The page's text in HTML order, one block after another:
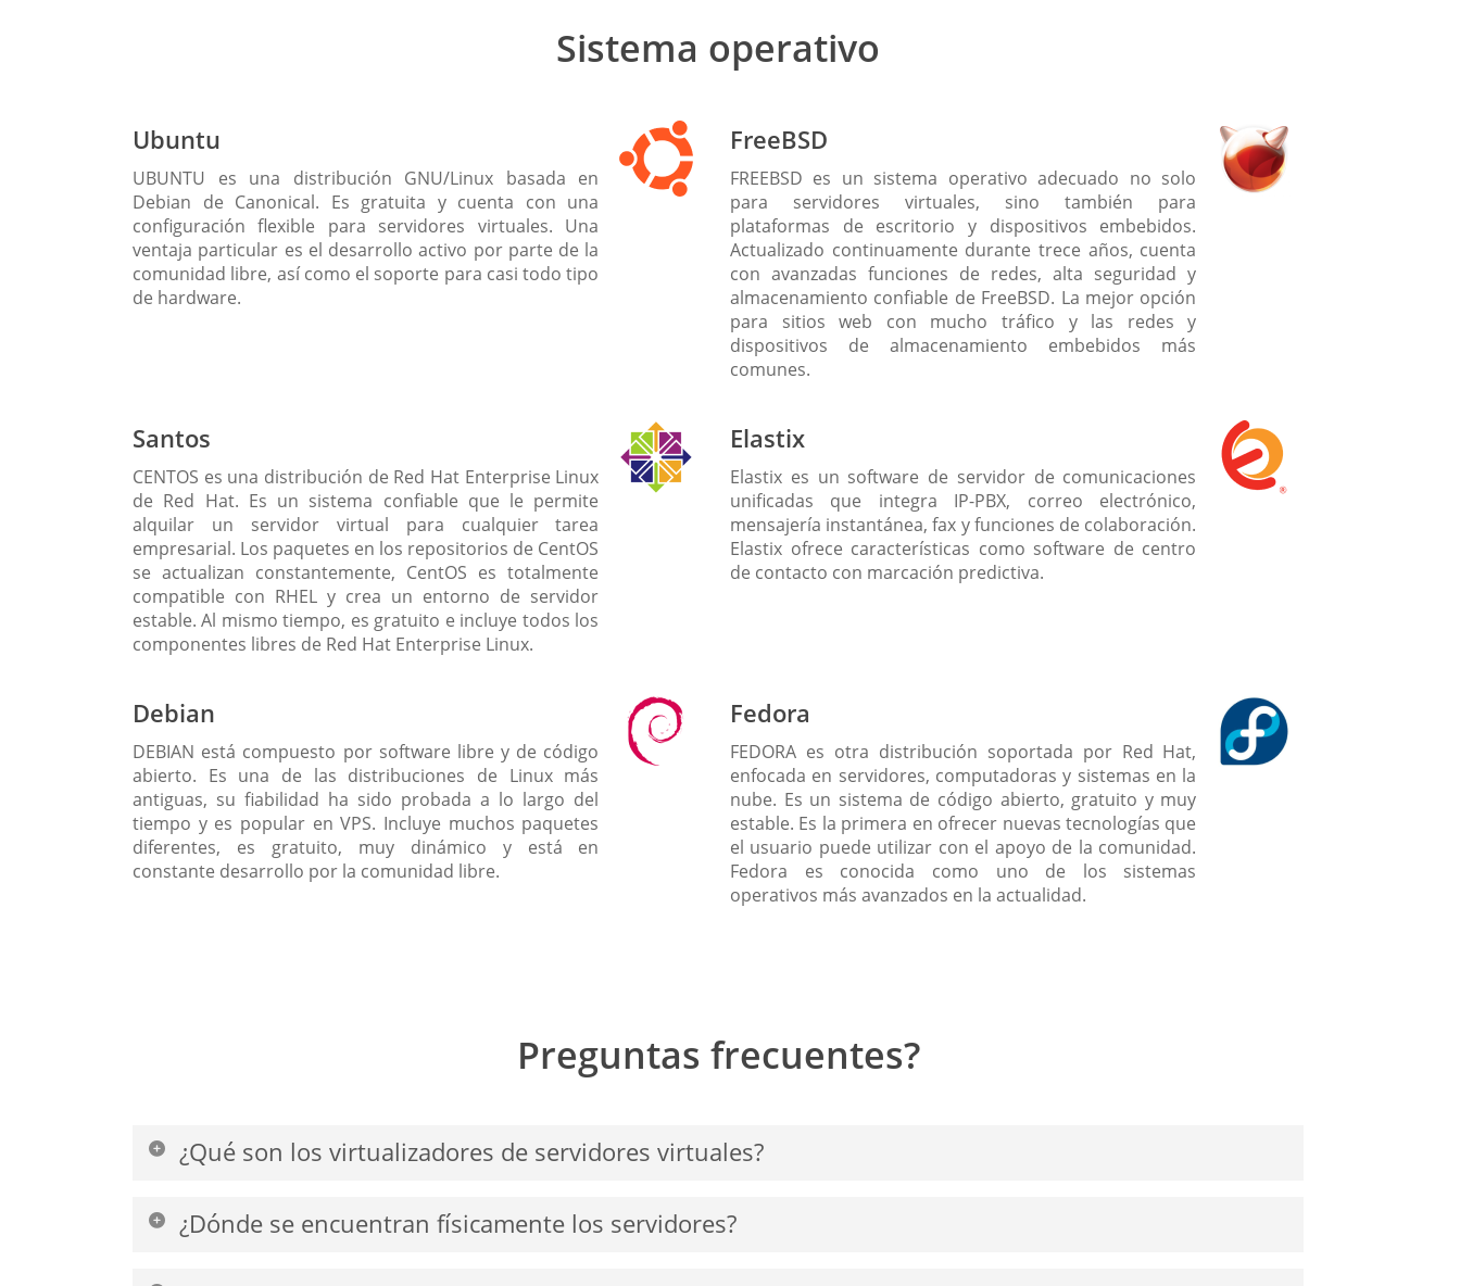
Sistema operativo
Ubuntu
UBUNTU es una distribución GNU/Linux basada en
Debian de Canonical. Es gratuita y cuenta con una
configuración flexible para servidores virtuales. Una
ventaja particular es el desarrollo activo por parte de la
comunidad libre, así como el soporte para casi todo tipo
de hardware.
FreeBSD
FREEBSD es un sistema operativo adecuado no solo
para servidores virtuales, sino también para
plataformas de escritorio y dispositivos embebidos.
Actualizado continuamente durante trece años, cuenta
con avanzadas funciones de redes, alta seguridad y
almacenamiento confiable de FreeBSD. La mejor opción
para sitios web con mucho tráfico y las redes y
dispositivos de almacenamiento embebidos más
comunes.
Santos
CENTOS es una distribución de Red Hat Enterprise Linux
de Red Hat. Es un sistema confiable que le permite
alquilar un servidor virtual para cualquier tarea
empresarial. Los paquetes en los repositorios de CentOS
se actualizan constantemente, CentOS es totalmente
compatible con RHEL y crea un entorno de servidor
estable. Al mismo tiempo, es gratuito e incluye todos los
componentes libres de Red Hat Enterprise Linux.
Elastix
Elastix es un software de servidor de comunicaciones
unificadas que integra IP-PBX, correo electrónico,
mensajería instantánea, fax y funciones de colaboración.
Elastix ofrece características como software de centro
de contacto con marcación predictiva.
Debian
DEBIAN está compuesto por software libre y de código
abierto. Es una de las distribuciones de Linux más
antiguas, su fiabilidad ha sido probada a lo largo del
tiempo y es popular en VPS. Incluye muchos paquetes
diferentes, es gratuito, muy dinámico y está en
constante desarrollo por la comunidad libre.
Fedora
FEDORA es otra distribución soportada por Red Hat,
enfocada en servidores, computadoras y sistemas en la
nube. Es un sistema de código abierto, gratuito y muy
estable. Es la primera en ofrecer nuevas tecnologías que
el usuario puede utilizar con el apoyo de la comunidad.
Fedora es conocida como uno de los sistemas
operativos más avanzados en la actualidad.
Preguntas frecuentes?
¿Qué son los virtualizadores de servidores virtuales?
¿Dónde se encuentran físicamente los servidores?